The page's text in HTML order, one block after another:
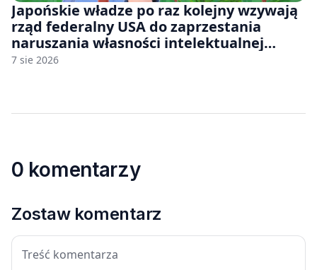
Japońskie władze po raz kolejny wzywają
rząd federalny USA do zaprzestania
naruszania własności intelektualnej
japońskich gier i anime
7 sie 2026
0 komentarzy
Zostaw komentarz